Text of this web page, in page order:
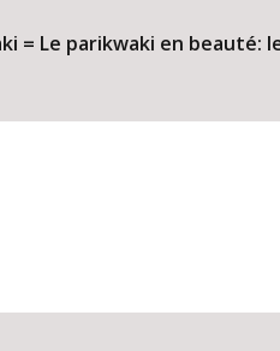
= Le parikwaki en beauté: